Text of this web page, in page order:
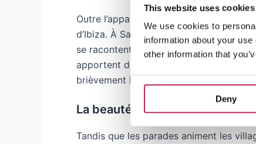
This website uses cookies
We use cookies to
information about your
other information that
Deny
Outre l’apparat, les défilés sont aussi
d’Ibiza. À Sant Francesc et San Rafael,
se racontent des histoires. Les enfants
apportent des cadeaux et de l’espoir.
brièvement la place à l’unité et à la fête.
La beauté du paysage naturel
Tandis que les parades animent les